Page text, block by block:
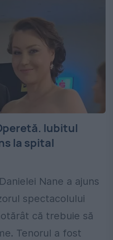
Iubitul
la spital
Nane a ajuns
spectacolului
că trebuie să
Tenorul a fost